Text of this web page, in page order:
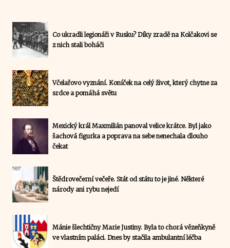
Co ukradli legionáři v Rusku? Díky zradě na Kolčakovi se
z nich stali boháči
Včelařovo vyznání. Koníček na celý život, který chytne za
srdce a pomáhá světu
Mexický král Maxmilián panoval velice krátce. Byl jako
šachová figurka a poprava na sebe nenechala dlouho
čekat
Štědrovečerní večeře. Stát od státu to je jiné. Některé
národy ani rybu nejedí
Mánie šlechtičny Marie Justiny. Byla to chorá vězeňkyně
ve vlastním paláci. Dnes by stačila ambulantní léčba